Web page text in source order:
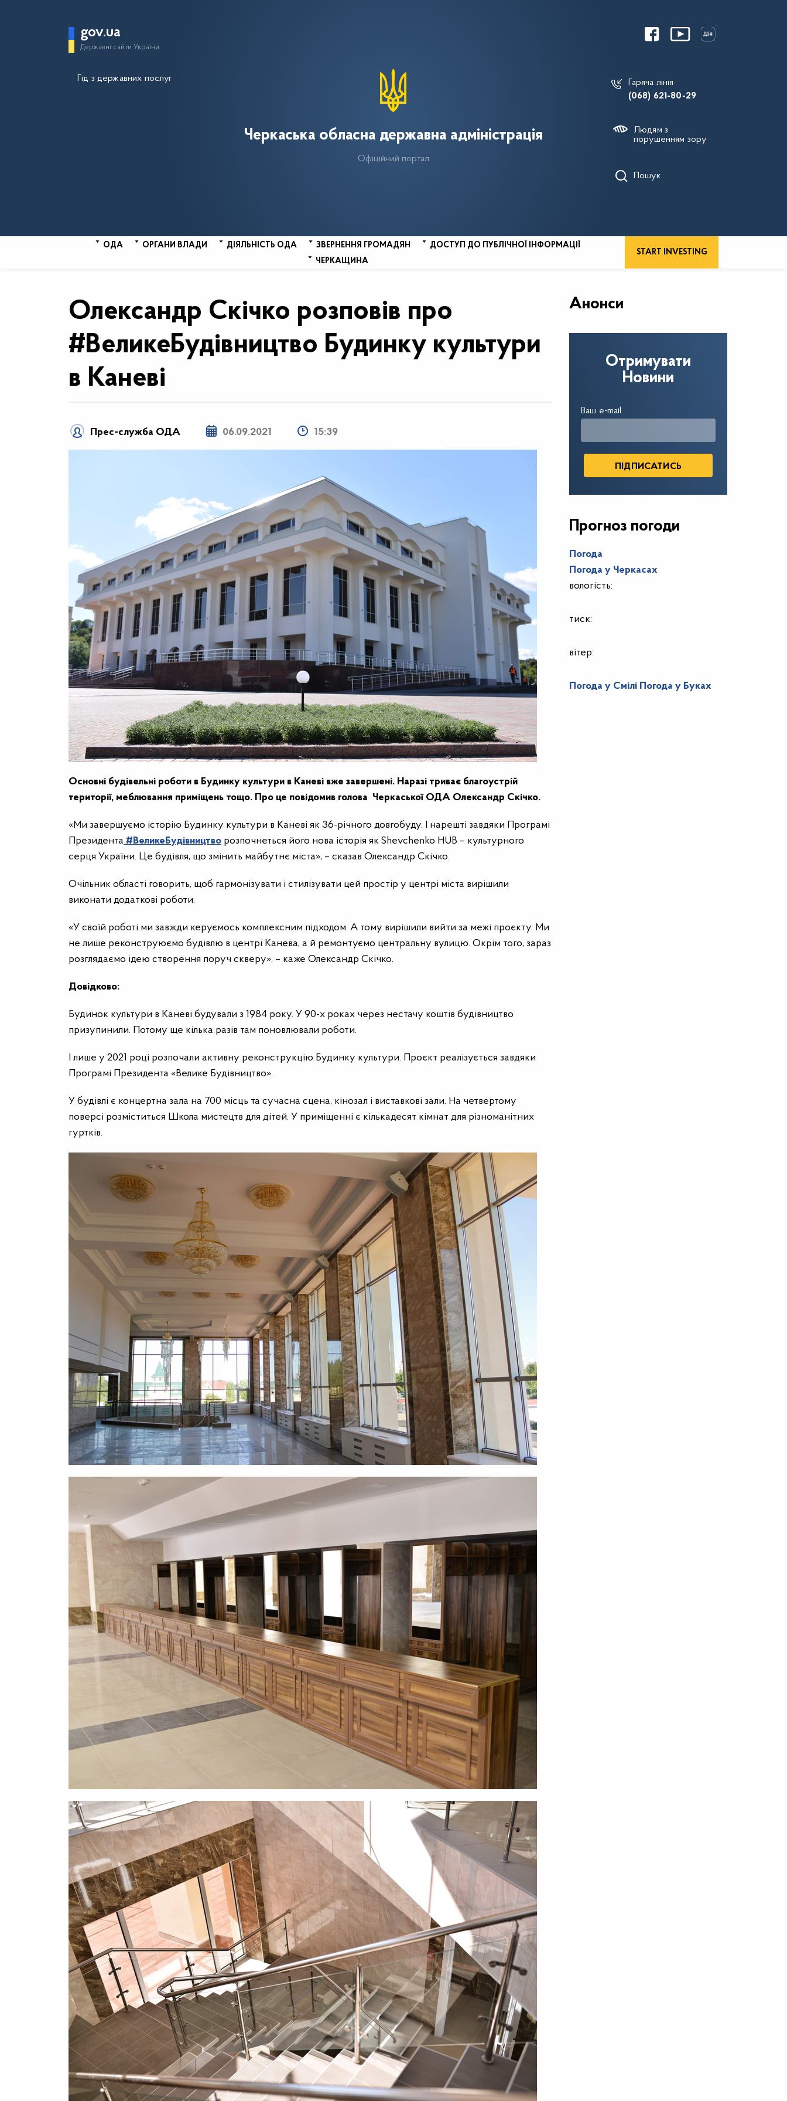
gov.ua
Державні сайти України
Гід з державних послуг
Черкаська обласна державна адміністрація
Офіційний портал
Гаряча лінія
(068) 621-80-29
Людям з
порушенням зору
Пошук
ОДА ОРГАНИ ВЛАДИ ДІЯЛЬНІСТЬ ОДА ЗВЕРНЕННЯ ГРОМАДЯН
ДОСТУП ДО ПУБЛІЧНОЇ ІНФОРМАЦІЇ
ЧЕРКАЩИНА
START INVESTING
Олександр Скічко розповів про
#ВеликеБудівництво Будинку культури
в Каневі
Прес-служба ОДА 06.09.2021 15:39
Основні будівельні роботи в Будинку культури в Каневі вже завершені. Наразі триває благоустрій
території, меблювання приміщень тощо. Про це повідомив голова Черкаської ОДА Олександр Скічко.
«Ми завершуємо історію Будинку культури в Каневі як 36-річного довгобуду. І нарешті завдяки Програмі
Президента #ВеликеБудівництво розпочнеться його нова історія як Shevchenko HUB – культурного
серця України. Це будівля, що змінить майбутнє міста», – сказав Олександр Скічко.
Очільник області говорить, щоб гармонізувати і стилізувати цей простір у центрі міста вирішили
виконати додаткові роботи.
«У своїй роботі ми завжди керуємось комплексним підходом. А тому вирішили вийти за межі проєкту. Ми
не лише реконструюємо будівлю в центрі Канева, а й ремонтуємо центральну вулицю. Окрім того, зараз
розглядаємо ідею створення поруч скверу», – каже Олександр Скічко.
Довідково:
Будинок культури в Каневі будували з 1984 року. У 90-х роках через нестачу коштів будівництво
призупинили. Потому ще кілька разів там поновлювали роботи.
І лише у 2021 році розпочали активну реконструкцію Будинку культури. Проєкт реалізується завдяки
Програмі Президента «Велике Будівництво».
У будівлі є концертна зала на 700 місць та сучасна сцена, кінозал і виставкові зали. На четвертому
поверсі розміститься Школа мистецтв для дітей. У приміщенні є кількадесят кімнат для різноманітних
гуртків.
Анонси
Отримувати
Новини
Ваш e-mail
Прогноз погоди
Погода
Погода у Черкасах
вологість:
тиск:
вітер:
Погода у Смілі Погода у Буках